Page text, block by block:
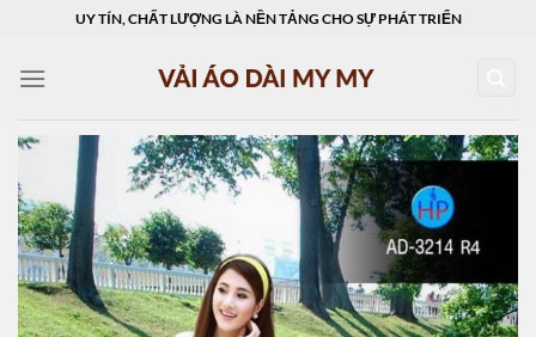
content
UY TÍN, CHẤT LƯỢNG LÀ NỀN TẢNG CHO SỰ PHÁT TRIỂN